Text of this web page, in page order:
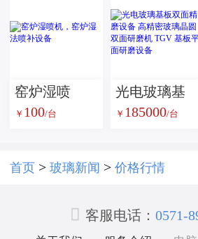
釜，高压
釜，玻璃夹
胶炉
窑炉湿喷
机，窑炉湿
￥ 100/台
光电玻璃基
板双面精磨
玻璃晶圆双
TGV 基板平
￥ 185000/台
首页 > 玻璃新闻 > 价格行情
 客服电话： 0571-